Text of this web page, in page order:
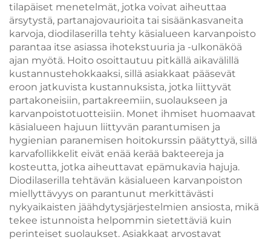
tilapäiset menetelmät, jotka voivat aiheuttaa
ärsytystä, partanajovaurioita tai sisäänkasvaneita
karvoja, diodilaserilla tehty käsialueen karvanpoisto
parantaa itse asiassa ihotekstuuria ja -ulkonäköä
ajan myötä. Hoito osoittautuu pitkällä aikavälillä
kustannustehokkaaksi, sillä asiakkaat pääsevät
eroon jatkuvista kustannuksista, jotka liittyvät
partakoneisiin, partakreemiin, suolaukseen ja
karvanpoistotuotteisiin. Monet ihmiset huomaavat
käsialueen hajuun liittyvän parantumisen ja
hygienian paranemisen hoitokurssin päätyttyä, sillä
karvafollikkelit eivät enää kerää bakteereja ja
kosteutta, jotka aiheuttavat epämukavia hajuja.
Diodilaserilla tehtävän käsialueen karvanpoiston
miellyttävyys on parantunut merkittävästi
nykyaikaisten jäähdytysjärjestelmien ansiosta, mikä
tekee istunnoista helpommin sietettäviä kuin
perinteiset suolaukset. Asiakkaat arvostavat